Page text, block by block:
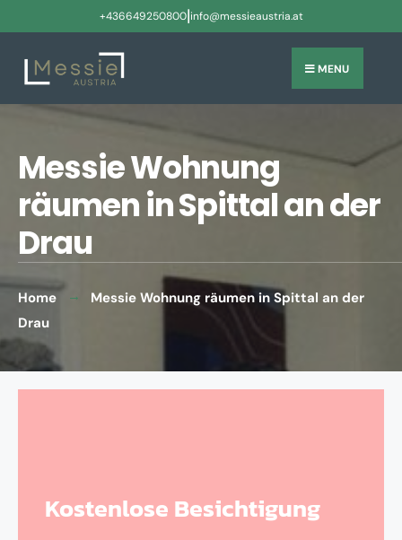
+436649250800|info@messieaustria.at
MENU
Messie Wohnung
räumen in Spittal an der
Drau
Home
Messie Wohnung räumen in Spittal an der
Drau
Kostenlose Besichtigung